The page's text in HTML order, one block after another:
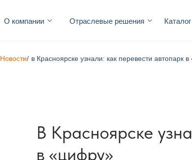
Отраслевые решения Каталог
О компании
Новости/ в Красноярске узнали: как перевести автопарк
В Красноярске
в «цифру»